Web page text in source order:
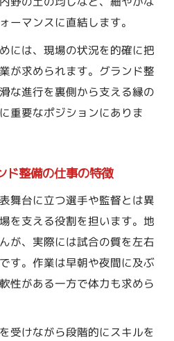
ーマンスに直結します。
には、現場の状況を的確に把
が求められます。グランド整
な進行を裏側から支える縁の
重要なポジションにありま
ド整備の仕事の特徴
舞台に立つ選手や監督とは異
を支える役割を担います。地
が、実際には試合の質を左右
す。作業は早朝や夜間に及ぶ
性がある一方で体力も求めら
受けながら段階的にスキルを